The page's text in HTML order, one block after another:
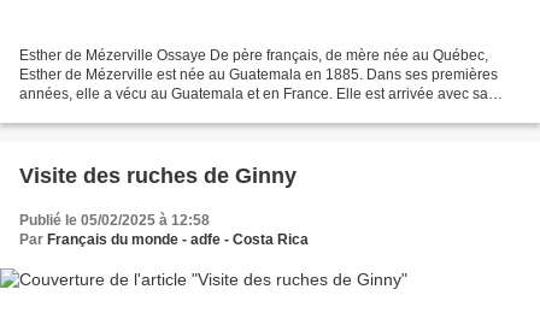
Esther de Mézerville Ossaye De père français, de mère née au Québec,
Esther de Mézerville est née au Guatemala en 1885. Dans ses premières
années, elle a vécu au Guatemala et en France. Elle est arrivée avec sa
Visite des ruches de Ginny
Publié le 05/02/2025 à 12:58
Par Français du monde - adfe - Costa Rica